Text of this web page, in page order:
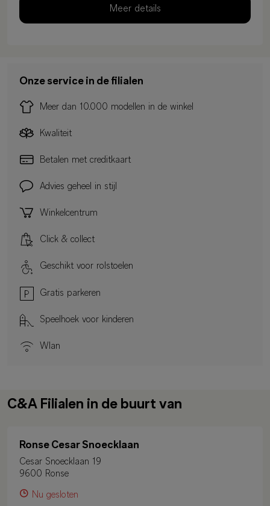
Meer details
Onze service in de filialen
Meer dan 10.000 modellen in de winkel
Kwaliteit
Betalen met creditkaart
Advies geheel in stijl
Winkelcentrum
Click & collect
Geschikt voor rolstoelen
Gratis parkeren
Speelhoek voor kinderen
Wlan
C&A Filialen in de buurt van
Ronse Cesar Snoecklaan
Cesar Snoecklaan 19
9600 Ronse
Nu gesloten